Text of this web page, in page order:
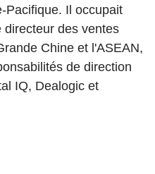
Pacifique. Il occupait
directeur des ventes
Chine et l'ASEAN,
de direction
IQ, Dealogic et